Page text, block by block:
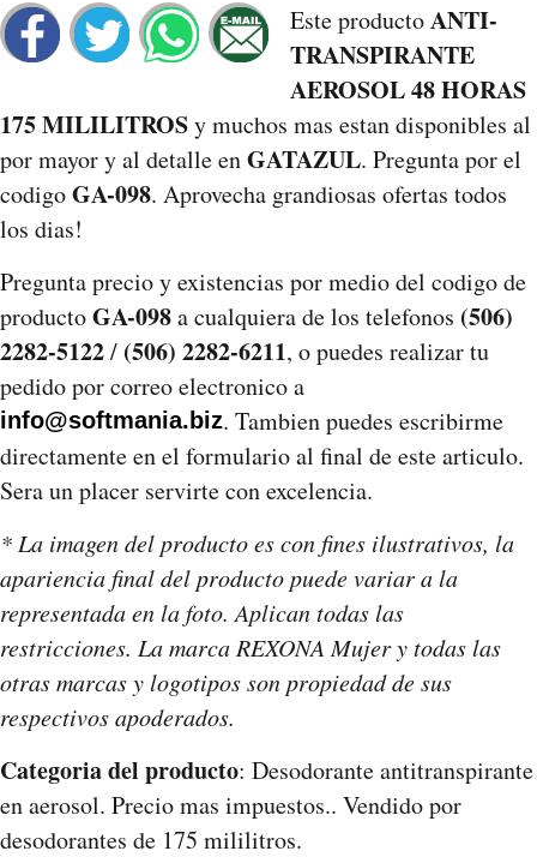
Este productoANTI-
TRANSPIRANTE
AEROSOL 48 HORAS
175 MILILITROSy muchos mas estan disponibles al
por mayor y al detalle enGATAZUL. Pregunta por el
codigoGA-098. Aprovecha grandiosas ofertas todos
los dias!
Pregunta precio y existencias por medio del codigo de
productoGA-098a cualquiera de los telefonos (506)
2282-5122/ (506) 2282-6211, o puedes realizar tu
pedido por correo electronico a
info@softmania.biz. Tambien puedes escribirme
directamente en el formulario al final de este articulo.
Sera un placer servirte con excelencia.
* La imagen del producto es con fines ilustrativos, la
apariencia final del producto puede variar a la
representada en la foto. Aplican todas las
restricciones. La marca REXONA Mujer y todas las
otras marcas y logotipos son propiedad de sus
respectivos apoderados.
Categoria del producto: Desodorante antitranspirante
en aerosol. Precio mas impuestos.. Vendido por
desodorantes de 175 mililitros.